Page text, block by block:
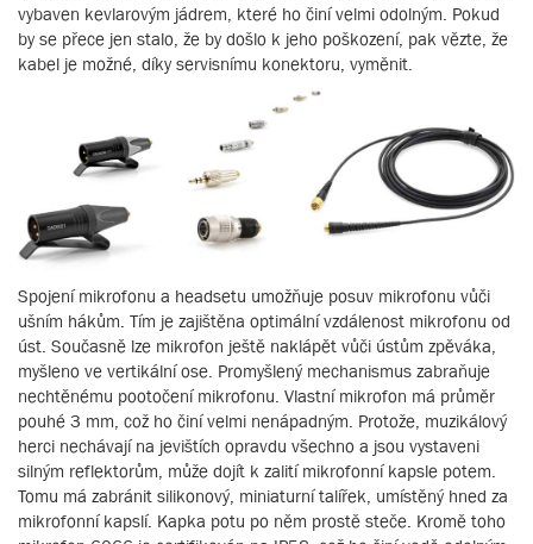
vybaven kevlarovým jádrem, které ho činí velmi odolným. Pokud
by se přece jen stalo, že by došlo k jeho poškození, pak vězte, že
kabel je možné, díky servisnímu konektoru, vyměnit.
Spojení mikrofonu a headsetu umožňuje posuv mikrofonu vůči
ušním hákům. Tím je zajištěna optimální vzdálenost mikrofonu od
úst. Současně lze mikrofon ještě naklápět vůči ústům zpěváka,
myšleno ve vertikální ose. Promyšlený mechanismus zabraňuje
nechtěnému pootočení mikrofonu. Vlastní mikrofon má průměr
pouhé 3 mm, což ho činí velmi nenápadným. Protože, muzikálový
herci nechávají na jevištích opravdu všechno a jsou vystaveni
silným reflektorům, může dojít k zalití mikrofonní kapsle potem.
Tomu má zabránit silikonový, miniaturní talířek, umístěný hned za
mikrofonní kapslí. Kapka potu po něm prostě steče. Kromě toho